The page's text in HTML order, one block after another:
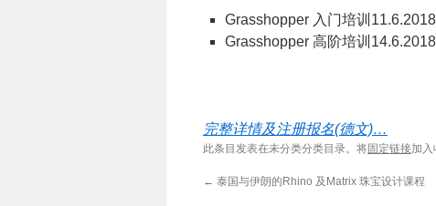
Grasshopper 入门培训
Grasshopper 高阶培训
完整详情及注册报名(德文)…
此条目发表在未分类分类目录。将固定链接加入
← 泰国与伊朗的Rhino 及Matrix 珠宝设计课程